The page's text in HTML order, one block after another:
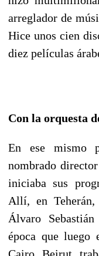
arreglador de
Hice unos cien
diez películas
Con la orquesta
En ese mismo
nombrado
iniciaba sus
Allí, en
Álvaro
época que